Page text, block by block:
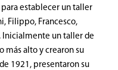
establecer un taller
Filippo, Francesco,
Inicialmente un taller de
más alto y crearon su
1921, presentaron su